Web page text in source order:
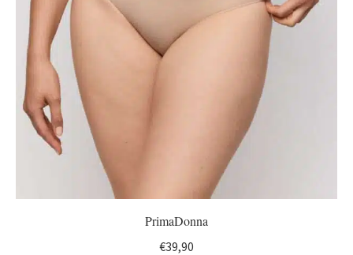
PrimaDonna
€39,90